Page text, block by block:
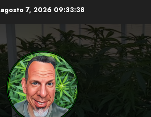
agosto 7, 2026 09:33:39